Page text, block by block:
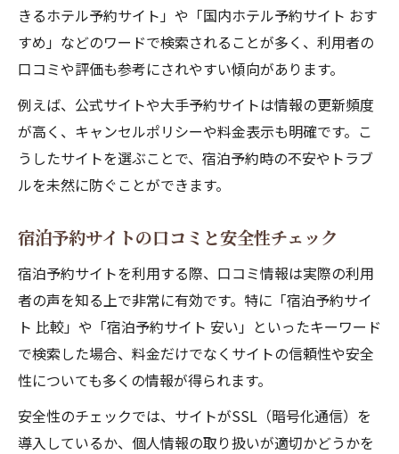
きるホテル予約サイト」や「国内ホテル予約サイト おす
すめ」などのワードで検索されることが多く、利用者の
口コミや評価も参考にされやすい傾向があります。
例えば、公式サイトや大手予約サイトは情報の更新頻度
が高く、キャンセルポリシーや料金表示も明確です。こ
うしたサイトを選ぶことで、宿泊予約時の不安やトラブ
ルを未然に防ぐことができます。
宿泊予約サイトの口コミと安全性チェック
宿泊予約サイトを利用する際、口コミ情報は実際の利用
者の声を知る上で非常に有効です。特に「宿泊予約サイ
ト 比較」や「宿泊予約サイト 安い」といったキーワード
で検索した場合、料金だけでなくサイトの信頼性や安全
性についても多くの情報が得られます。
安全性のチェックでは、サイトがSSL（暗号化通信）を
導入しているか、個人情報の取り扱いが適切かどうかを